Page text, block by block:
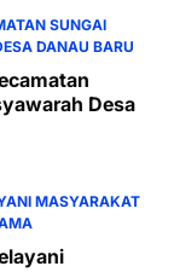
SUNGAI
DANAU BARU
Desa
MASYARAKAT